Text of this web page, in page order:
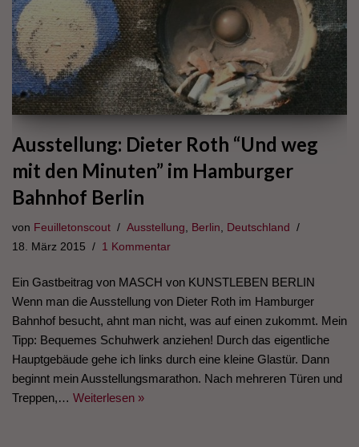
Ausstellung: Dieter Roth “Und weg
mit den Minuten” im Hamburger
Bahnhof Berlin
von Feuilletonscout Ausstellung, Berlin, Deutschland
18. März 2015
1 Kommentar
Ein Gastbeitrag von MASCH von KUNSTLEBEN BERLIN
Wenn man die Ausstellung von Dieter Roth im Hamburger
Bahnhof besucht, ahnt man nicht, was auf einen zukommt. Mein
Tipp: Bequemes Schuhwerk anziehen! Durch das eigentliche
Hauptgebäude gehe ich links durch eine kleine Glastür. Dann
beginnt mein Ausstellungsmarathon. Nach mehreren Türen und
Treppen,… Weiterlesen »